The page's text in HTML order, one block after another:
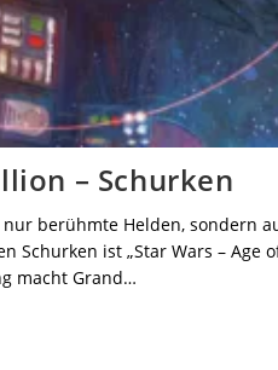
– Schurken
berühmte Helden, sondern
Schurken ist „Star Wars – Age
macht Grand…